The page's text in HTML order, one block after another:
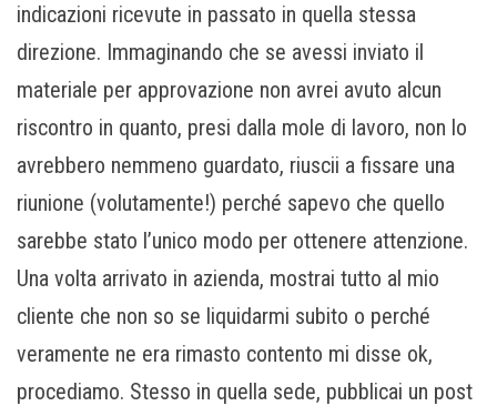
indicazioni ricevute in passato in quella stessa
direzione. Immaginando che se avessi inviato il
materiale per approvazione non avrei avuto alcun
riscontro in quanto, presi dalla mole di lavoro, non lo
avrebbero nemmeno guardato, riuscii a fissare una
riunione (volutamente!) perché sapevo che quello
sarebbe stato l’unico modo per ottenere attenzione.
Una volta arrivato in azienda, mostrai tutto al mio
cliente che non so se liquidarmi subito o perché
veramente ne era rimasto contento mi disse ok,
procediamo. Stesso in quella sede, pubblicai un post